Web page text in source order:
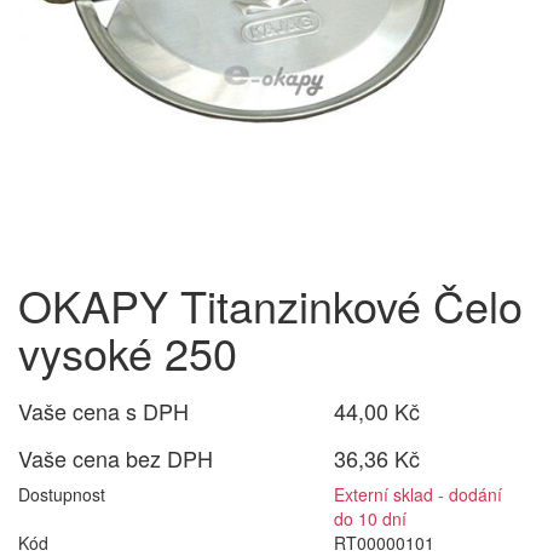
OKAPY Titanzinkové Čelo
vysoké 250
Vaše cena s DPH
44,00 Kč
Vaše cena bez DPH
36,36 Kč
Dostupnost
Externí sklad - dodání
do 10 dní
Kód
RT00000101